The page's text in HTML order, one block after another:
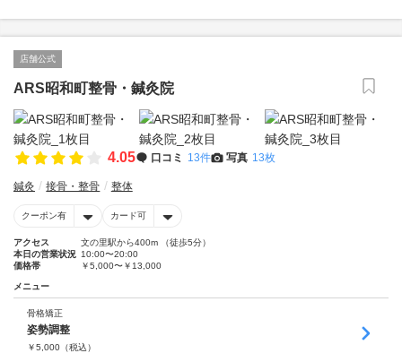
店舗公式
ARS昭和町整骨・鍼灸院
4.05 口コミ 13件 写真 13枚
鍼灸 接骨・整骨 整体
クーポン有 カード可
アクセス
文の里駅から400m （徒歩5分）
本日の営業状況 10:00〜20:00
価格帯
￥5,000〜￥13,000
メニュー
骨格矯正
姿勢調整
￥5,000 （税込）